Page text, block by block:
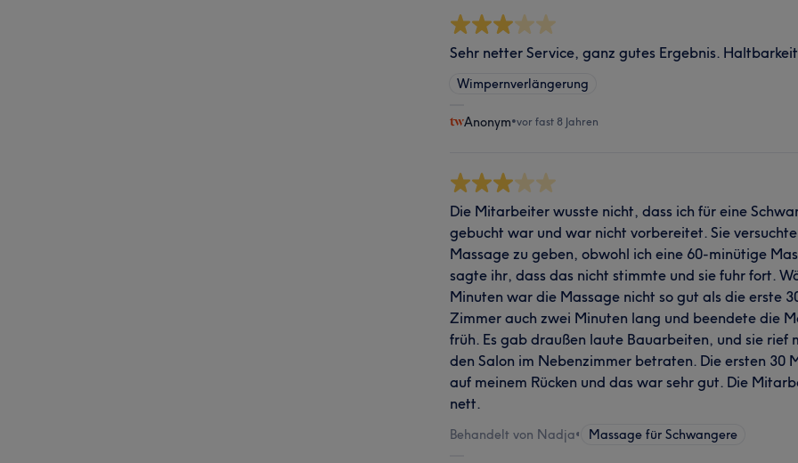
Sehr netter Service, ganz gutes Ergebnis.
Wimpernverlängerung
Anonym•vor fast 8 Jahren
Die Mitarbeiter wusste nicht, dass ich für eine
gebucht war und war nicht vorbereitet. Sie
Massage zu geben, obwohl ich eine 60-minütige
sagte ihr, dass das nicht stimmte und sie fuhr fort.
Minuten war die Massage nicht so gut als die erste
Zimmer auch zwei Minuten lang und beendete die
früh. Es gab draußen laute Bauarbeiten, und sie rief
den Salon im Nebenzimmer betraten. Die ersten 30
auf meinem Rücken und das war sehr gut. Die
nett.
Behandelt von Nadja• Massage für Schwangere